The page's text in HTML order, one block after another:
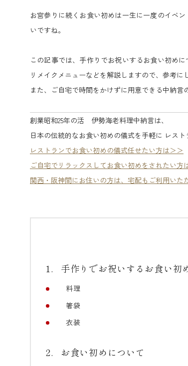
お宮参りに続くお食い初めは一生に一度のイベ
いですね。
この記事では、手作りでお祝いするお食い初め
リメイクメニューなどを解説しますので、参考に
また、ご自宅で時間をかけずに用意できる中納言
創業昭和25年の活 伊勢海老料理中納言は、
日本の伝統的なお食い初めの儀式を手軽に レス
レストランでお食い初めの儀式任せたい方は＞＞
ご自宅でリラックスしてお食い初めをされたい方
関西・阪神間にお住いの方は、宅配もご利用いた
手作りでお祝いするお食い初
料理
箸袋
衣装
お食い初めについて